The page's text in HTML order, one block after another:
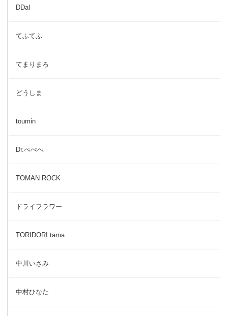
DDal
てふてふ
てまりまろ
どうしま
toumin
Dr.ぺぺぺ
TOMAN ROCK
ドライフラワー
TORIDORI tama
中川いさみ
中村ひなた